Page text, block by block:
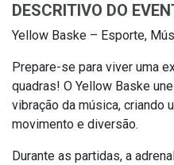
DESCRITIVO DO
Yellow Baske – Esporte,
Prepare-se para viver uma
quadras! O Yellow Baske
vibração da música, criando
movimento e diversão.
Durante as partidas, a